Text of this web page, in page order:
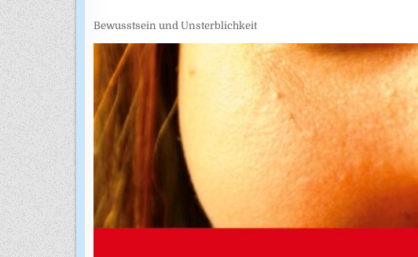
Bewusstsein und Unsterblichkeit